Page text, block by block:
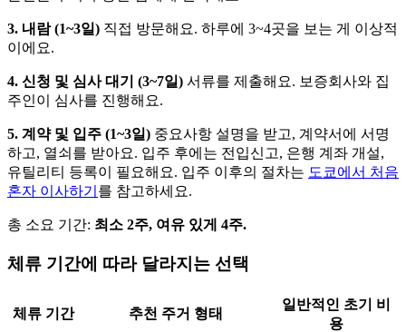
3. 내람 (1~3일) 직접 방문해요. 하루에 3~4곳을 보는 게 이상적
이에요.
4. 신청 및 심사 대기 (3~7일) 서류를 제출해요. 보증회사와 집
주인이 심사를 진행해요.
5. 계약 및 입주 (1~3일) 중요사항 설명을 받고, 계약서에 서명
하고, 열쇠를 받아요. 입주 후에는 전입신고, 은행 계좌 개설,
유틸리티 등록이 필요해요. 입주 이후의 절차는 도쿄에서 처음
혼자 이사하기 를 참고하세요.
총 소요 기간: 최소 2주, 여유 있게 4주.
체류 기간에 따라 달라지는 선택
체류 기간 추천 주거 형태
일반적인 초기 비
용